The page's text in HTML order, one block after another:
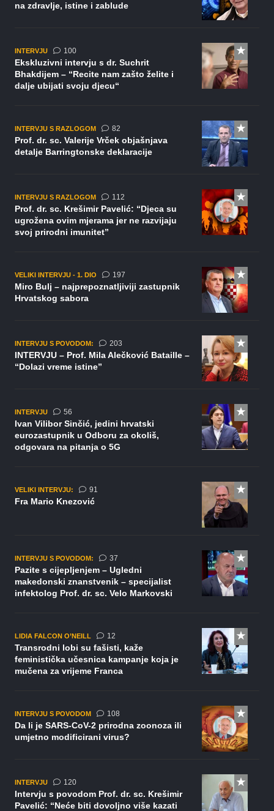
na zdravlje, istine i zablude
INTERVJU 100komentara
Ekskluzivni intervju s dr. Suchrit
Bhakdijem – “Recite nam zašto želite i
dalje ubijati svoju djecu“
INTERVJU S RAZLOGOM 82komentara
Prof. dr. sc. Valerije Vrček objašnjava
detalje Barringtonske deklaracije
INTERVJU S RAZLOGOM 112komentara
Prof. dr. sc. Krešimir Pavelić: “Djeca su
ugrožena ovim mjerama jer ne razvijaju
svoj prirodni imunitet”
VELIKI INTERVJU - 1. DIO 197komentara
Miro Bulj – najprepoznatljiviji zastupnik
Hrvatskog sabora
INTERVJU S POVODOM: 203komentara
INTERVJU – Prof. Mila Alečković Bataille –
“Dolazi vreme istine”
INTERVJU 56komentara
Ivan Vilibor Sinčić, jedini hrvatski
eurozastupnik u Odboru za okoliš,
odgovara na pitanja o 5G
VELIKI INTERVJU: 91
Fra Mario Knezović
INTERVJU S POVODOM: 37komentara
Pazite s cijepljenjem – Ugledni
makedonski znanstvenik – specijalist
infektolog Prof. dr. sc. Velo Markovski
LIDIA FALCON O’NEILL 12komentara
Transrodni lobi su fašisti, kaže
feministička učesnica kampanje koja je
mučena za vrijeme Franca
INTERVJU S POVODOM 108komentara
Da li je SARS-CoV-2 prirodna zoonoza ili
umjetno modificirani virus?
INTERVJU 120komentara
Intervju s povodom Prof. dr. sc. Krešimir
Pavelić: “Neće biti dovoljno više kazati